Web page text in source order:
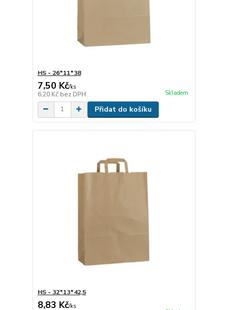
HS - 26*11*38
7,50 Kč/ks
6,20 Kč bez DPH Skladem
Přidat do košíku
HS - 32*13*42,5
8,83 Kč/ks